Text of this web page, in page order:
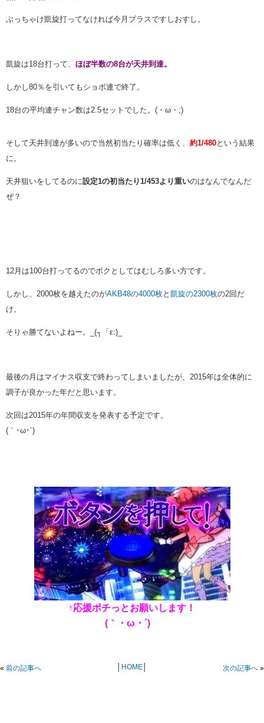
ぶっちゃけ凱旋打ってなければ今月プラスですしおすし。
凱旋は18台打って、 ほぼ半数の8台が天井到達。
しかし80％を引いてもショボ連で終了。
18台の平均連チャン数は2.5セットでした。(・ω・;)
そして天井到達が多いので当然初当たり確率は低く、 約1/480という結果
に。
天井狙いをしてるのに設定1の初当たり1/453より重いのはなんでなんだ
ぜ？
12月は100台打ってるのでボクとしてはむしろ多い方です。
しかし、2000枚を越えたのがAKB48の4000枚と 凱旋の2300枚の2回だ
け。
そりゃ勝てないよねー。_(┐「ε:)_
最後の月はマイナス収支で終わってしまいましたが、2015年は全体的に
調子が良かった年だと思います。
次回は2015年の年間収支を発表する予定です。
(｀･ω･´)ゞ
↑応援ポチっとお願いします！
(｀・ω・´)ゞ
« 前の記事へ HOME│ 次の記事へ »